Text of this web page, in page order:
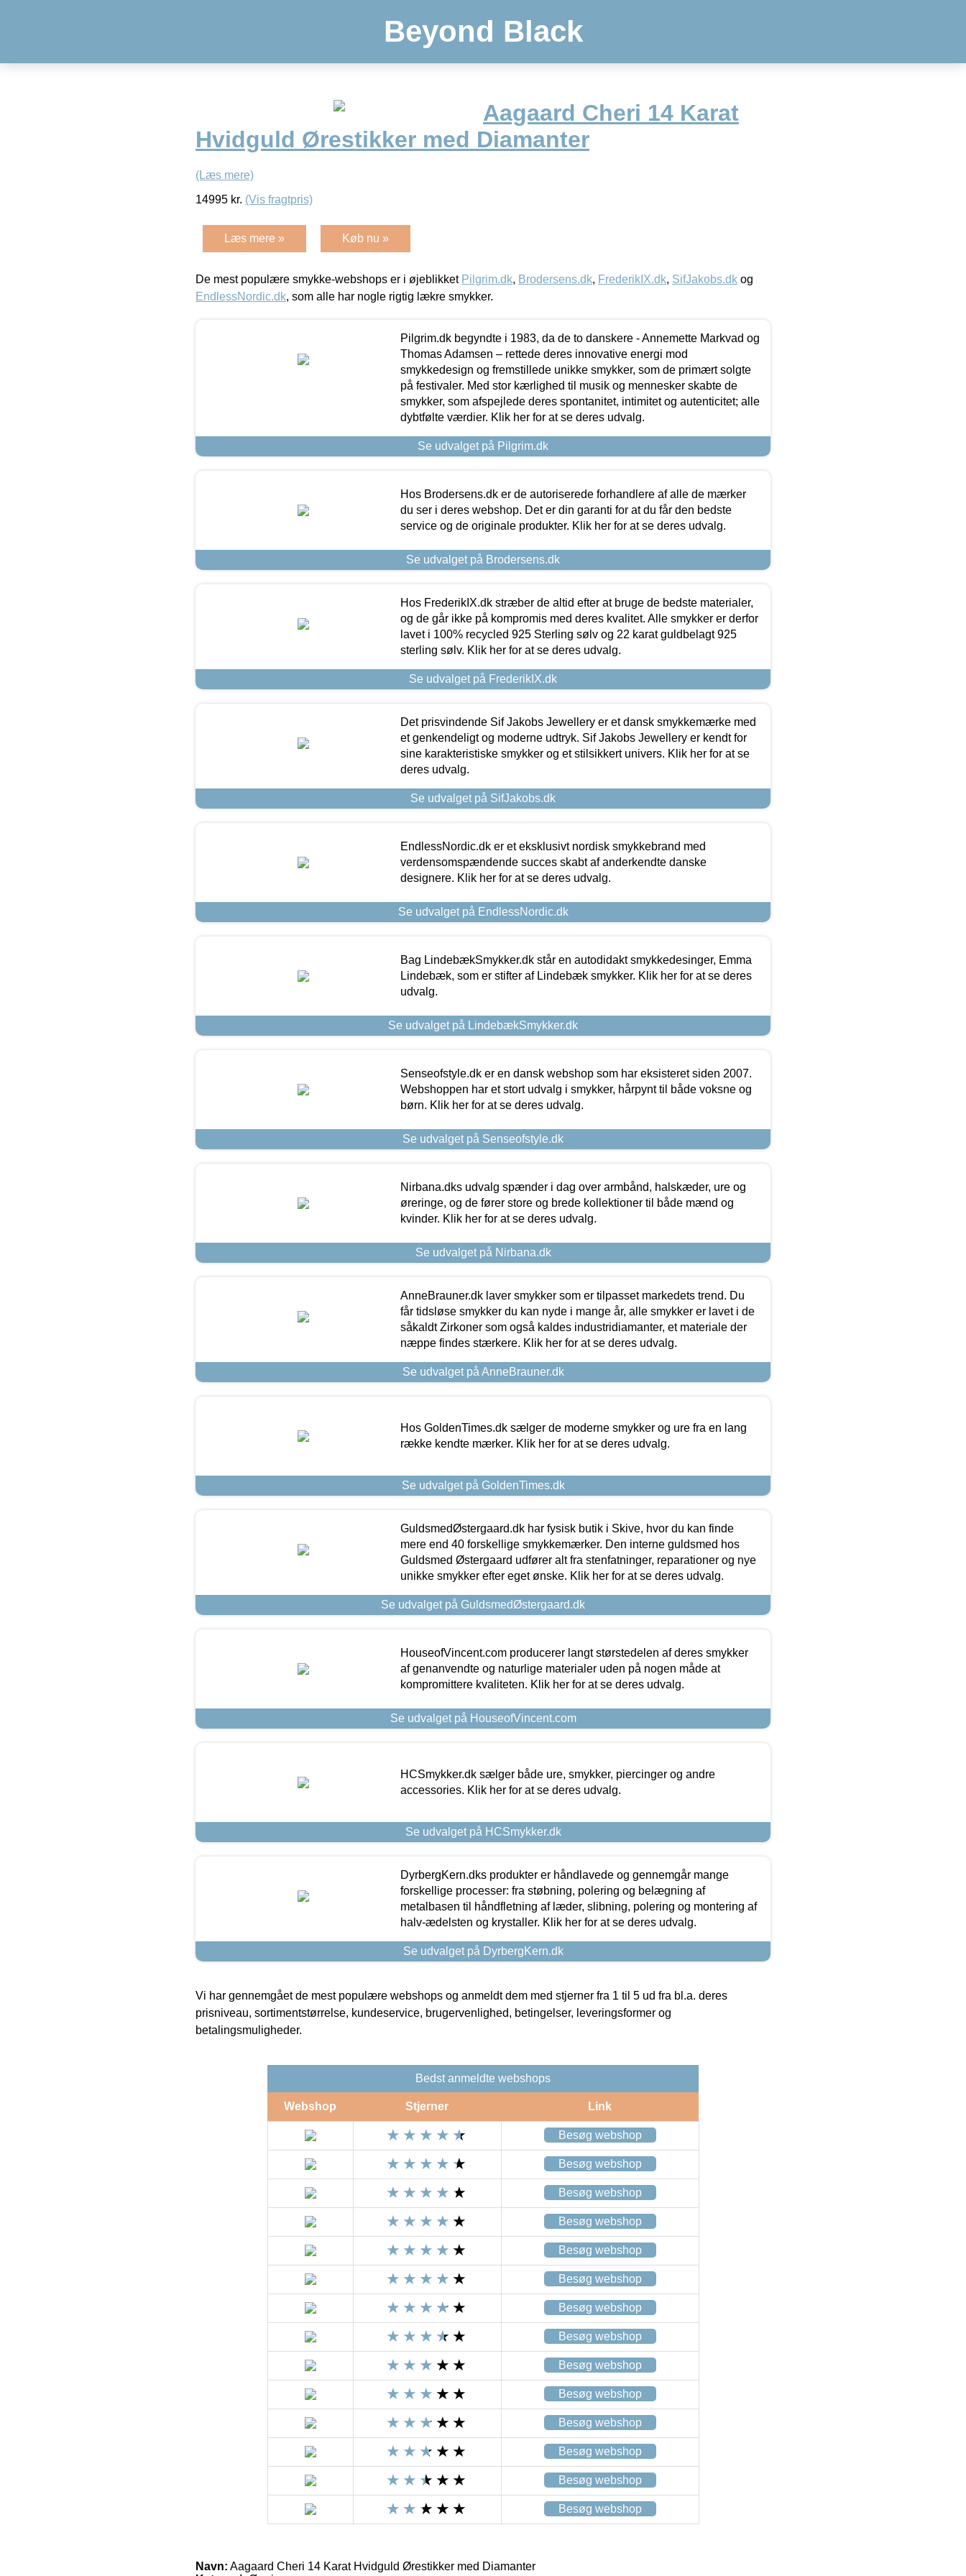
Beyond Black
Aagaard Cheri 14 Karat
Hvidguld Ørestikker med Diamanter
(Læs mere)
14995 kr. (Vis fragtpris)
Læs mere » Køb nu »
De mest populære smykke-webshops er i øjeblikket Pilgrim.dk, Brodersens.dk, FrederikIX.dk, SifJakobs.dk og
EndlessNordic.dk, som alle har nogle rigtig lækre smykker.
Pilgrim.dk begyndte i 1983, da de to danskere - Annemette Markvad og
Thomas Adamsen – rettede deres innovative energi mod
smykkedesign og fremstillede unikke smykker, som de primært solgte
på festivaler. Med stor kærlighed til musik og mennesker skabte de
smykker, som afspejlede deres spontanitet, intimitet og autenticitet; alle
dybtfølte værdier. Klik her for at se deres udvalg.
Se udvalget på Pilgrim.dk
Hos Brodersens.dk er de autoriserede forhandlere af alle de mærker
du ser i deres webshop. Det er din garanti for at du får den bedste
service og de originale produkter. Klik her for at se deres udvalg.
Se udvalget på Brodersens.dk
Hos FrederikIX.dk stræber de altid efter at bruge de bedste materialer,
og de går ikke på kompromis med deres kvalitet. Alle smykker er derfor
lavet i 100% recycled 925 Sterling sølv og 22 karat guldbelagt 925
sterling sølv. Klik her for at se deres udvalg.
Se udvalget på FrederikIX.dk
Det prisvindende Sif Jakobs Jewellery er et dansk smykkemærke med
et genkendeligt og moderne udtryk. Sif Jakobs Jewellery er kendt for
sine karakteristiske smykker og et stilsikkert univers. Klik her for at se
deres udvalg.
Se udvalget på SifJakobs.dk
EndlessNordic.dk er et eksklusivt nordisk smykkebrand med
verdensomspændende succes skabt af anderkendte danske
designere. Klik her for at se deres udvalg.
Se udvalget på EndlessNordic.dk
Bag LindebækSmykker.dk står en autodidakt smykkedesinger, Emma
Lindebæk, som er stifter af Lindebæk smykker. Klik her for at se deres
udvalg.
Se udvalget på LindebækSmykker.dk
Senseofstyle.dk er en dansk webshop som har eksisteret siden 2007.
Webshoppen har et stort udvalg i smykker, hårpynt til både voksne og
børn. Klik her for at se deres udvalg.
Se udvalget på Senseofstyle.dk
Nirbana.dks udvalg spænder i dag over armbånd, halskæder, ure og
øreringe, og de fører store og brede kollektioner til både mænd og
kvinder. Klik her for at se deres udvalg.
Se udvalget på Nirbana.dk
AnneBrauner.dk laver smykker som er tilpasset markedets trend. Du
får tidsløse smykker du kan nyde i mange år, alle smykker er lavet i de
såkaldt Zirkoner som også kaldes industridiamanter, et materiale der
næppe findes stærkere. Klik her for at se deres udvalg.
Se udvalget på AnneBrauner.dk
Hos GoldenTimes.dk sælger de moderne smykker og ure fra en lang
række kendte mærker. Klik her for at se deres udvalg.
Se udvalget på GoldenTimes.dk
GuldsmedØstergaard.dk har fysisk butik i Skive, hvor du kan finde
mere end 40 forskellige smykkemærker. Den interne guldsmed hos
Guldsmed Østergaard udfører alt fra stenfatninger, reparationer og nye
unikke smykker efter eget ønske. Klik her for at se deres udvalg.
Se udvalget på GuldsmedØstergaard.dk
HouseofVincent.com producerer langt størstedelen af deres smykker
af genanvendte og naturlige materialer uden på nogen måde at
kompromittere kvaliteten. Klik her for at se deres udvalg.
Se udvalget på HouseofVincent.com
HCSmykker.dk sælger både ure, smykker, piercinger og andre
accessories. Klik her for at se deres udvalg.
Se udvalget på HCSmykker.dk
DyrbergKern.dks produkter er håndlavede og gennemgår mange
forskellige processer: fra støbning, polering og belægning af
metalbasen til håndfletning af læder, slibning, polering og montering af
halv-ædelsten og krystaller. Klik her for at se deres udvalg.
Se udvalget på DyrbergKern.dk
Vi har gennemgået de mest populære webshops og anmeldt dem med stjerner fra 1 til 5 ud fra bl.a. deres
prisniveau, sortimentstørrelse, kundeservice, brugervenlighed, betingelser, leveringsformer og
betalingsmuligheder.
Bedst anmeldte webshops
Webshop Stjerner Link
Besøg webshop
Besøg webshop
Besøg webshop
Besøg webshop
Besøg webshop
Besøg webshop
Besøg webshop
Besøg webshop
Besøg webshop
Besøg webshop
Besøg webshop
Besøg webshop
Besøg webshop
Besøg webshop
Navn: Aagaard Cheri 14 Karat Hvidguld Ørestikker med Diamanter